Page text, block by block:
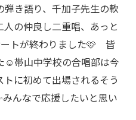
き語り、千加子先生の軟
の仲良し二重唱、あっと
トが終わりました🩷 皆
☺️帯山中学校の合唱部は今
に初めて出場されるそう
んなで応援したいと思い